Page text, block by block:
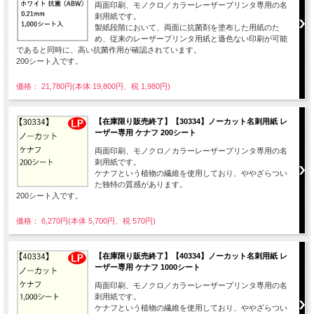
両面印刷、モノクロ／カラーレーザープリンタ専用の名
刺用紙です。
製紙段階において、両面に抗菌剤を塗布した用紙のた
め、従来のレーザープリンタ用紙と遜色ない印刷が可能
であると同時に、高い抗菌作用が確認されています。
200シート入です。
価格： 21,780円(本体 19,800円、税 1,980円)
【在庫限り販売終了】【30334】ノーカット名刺用紙 レ
ーザー専用 ケナフ 200シート
両面印刷、モノクロ／カラーレーザープリンタ専用の名
刺用紙です。
ケナフという植物の繊維を使用しており、ややざらつい
た独特の質感があります。
200シート入です。
価格： 6,270円(本体 5,700円、税 570円)
【在庫限り販売終了】【40334】ノーカット名刺用紙 レ
ーザー専用 ケナフ 1000シート
両面印刷、モノクロ／カラーレーザープリンタ専用の名
刺用紙です。
ケナフという植物の繊維を使用しており、ややざらつい